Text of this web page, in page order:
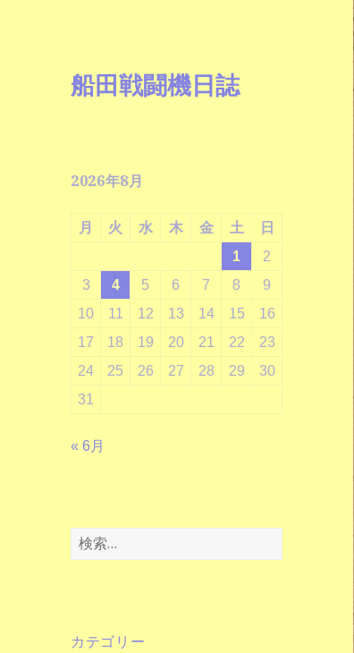
船田戦闘機日誌
2026年8月
月 火 水 木 金 土
日
1
2
3
4 5 6 7 8
9
10
11 12 13 14 15
16
17
18 19 20 21 22
23
24
25 26 27 28 29
30
31
« 6月
検
索:
カテゴリー